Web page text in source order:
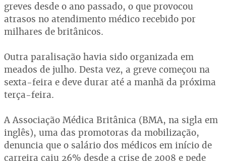
greves desde o ano passado, o que provocou
atrasos no atendimento médico recebido por
milhares de britânicos.
Outra paralisação havia sido organizada em
meados de julho. Desta vez, a greve começou na
sexta-feira e deve durar até a manhã da próxima
terça-feira.
A Associação Médica Britânica (BMA, na sigla em
inglês), uma das promotoras da mobilização,
denuncia que o salário dos médicos em início de
carreira caiu 26% desde a crise de 2008 e pede